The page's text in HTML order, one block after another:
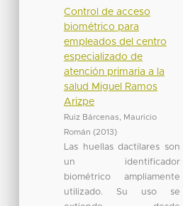
Control de acceso
biométrico para
empleados del centro
especializado de
atención primaria a la
salud Miguel Ramos
Arizpe
Ruiz Bárcenas, Mauricio
Román (2013)
Las huellas dactilares son
un identificador
biométrico ampliamente
utilizado. Su uso se